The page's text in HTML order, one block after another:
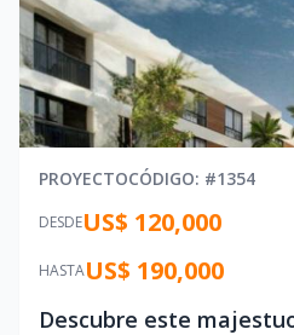
PROYECTOCÓDIGO: #1354
DESDEUS$ 120,000
HASTAUS$ 190,000